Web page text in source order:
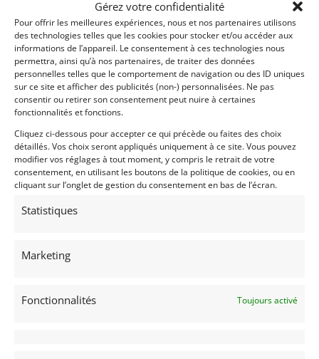
Gérez votre confidentialité
Pour offrir les meilleures expériences, nous et nos partenaires utilisons
des technologies telles que les cookies pour stocker et/ou accéder aux
informations de l’appareil. Le consentement à ces technologies nous
permettra, ainsi qu’à nos partenaires, de traiter des données
personnelles telles que le comportement de navigation ou des ID uniques
sur ce site et afficher des publicités (non-) personnalisées. Ne pas
consentir ou retirer son consentement peut nuire à certaines
fonctionnalités et fonctions.
Cliquez ci-dessous pour accepter ce qui précède ou faites des choix
détaillés. Vos choix seront appliqués uniquement à ce site. Vous pouvez
modifier vos réglages à tout moment, y compris le retrait de votre
consentement, en utilisant les boutons de la politique de cookies, ou en
cliquant sur l’onglet de gestion du consentement en bas de l’écran.
Statistiques
Marketing
Fonctionnalités Toujours activé
Passeport Technique
(3 volets)
Voir les 21 annonces deWG British Racing
AUTO
Sport Prototype
Sport Proto plus de 2L
Groupe CN
OUI
M20F